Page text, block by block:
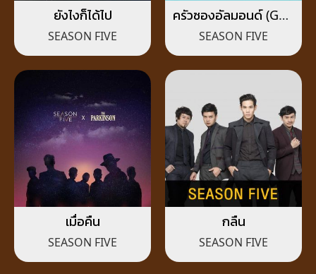
ยังไงก็ได้ไป
SEASON FIVE
ครัวซองอัลมอนด์ (God
fail)
SEASON FIVE
เมื่อคืน
SEASON FIVE
กลืน
SEASON FIVE